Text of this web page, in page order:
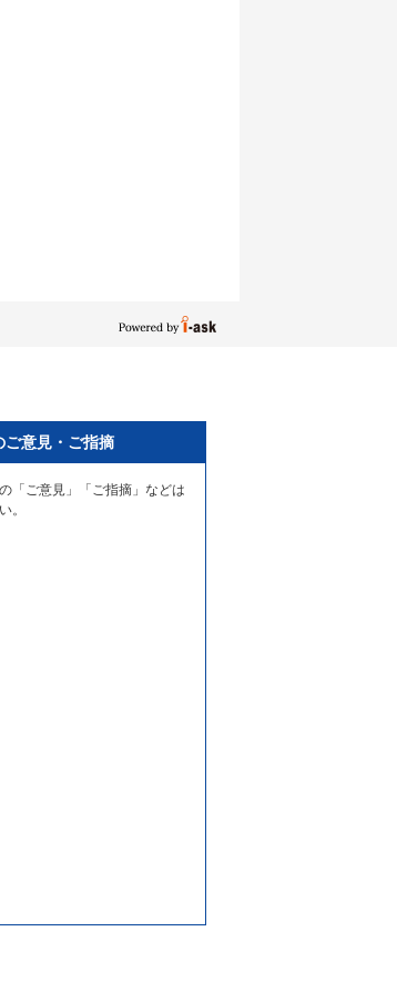
ご意見・ご指摘
「ご意見」「ご指摘」などは
。